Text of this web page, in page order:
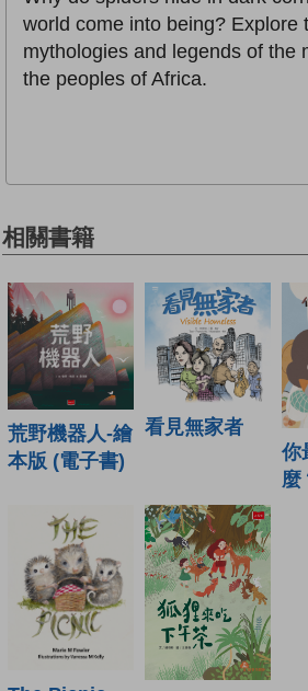
world come into being? Explore
mythologies and legends of the
the peoples of Africa.
相關書籍
荒野機器人-繪
本版 (電子書)
看見無家者
你
麼